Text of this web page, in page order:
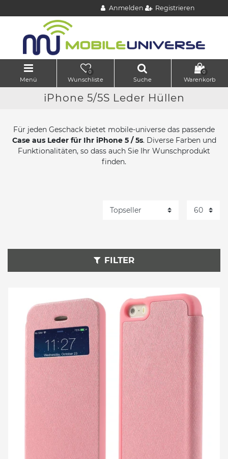
Anmelden Registrieren
Menü
0
Wunschliste Suche
0
Warenkorb
iPhone 5/5S Leder Hüllen
Für jeden Geschack bietet mobile-universe das passende
Case aus Leder für Ihr iPhone 5 / 5s. Diverse Farben und
Funktionalitäten, so dass auch Sie Ihr Wunschprodukt
finden.
FILTER